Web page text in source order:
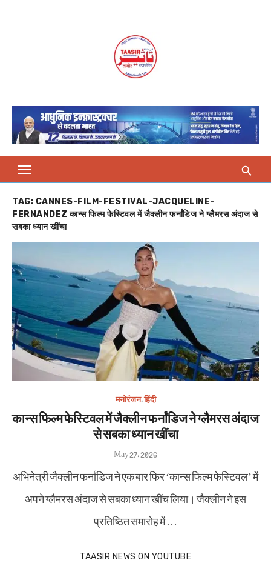
TAG: CANNES-FILM-FESTIVAL-JACQUELINE-
FERNANDEZ कान्स फिल्म फेस्टिवल में जैक्लीन फर्नांडिज ने ग्लैमरस अंदाज से
सबका ध्यान खींचा
मनोरंजन,हिंदी
कान्स फिल्म फेस्टिवल में जैक्लीन फर्नांडिज ने ग्लैमरस अंदाज
से सबका ध्यान खींचा
Posted
on
May 27, 2026
अभिनेत्री जैक्लीन फर्नांडिज ने एक बार फिर ‘कान्स फिल्म फेस्टिवल’ में
अपने ग्लैमरस अंदाज से सबका ध्यान खींच लिया। जैक्लीन ने इस
प्रतिष्ठित समारोह में …
TAASIR NEWS ON YOUTUBE